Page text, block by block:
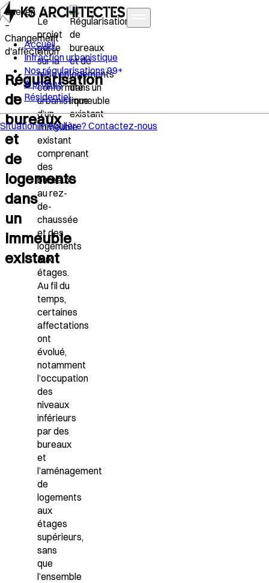
Accueil
Infraction urbanistique
Nos régularisations99+
À propos
Résidentiel
Situation irrégulière? Contactez-nous
Laeken
–
Changement
d'affectation
Régularisation
de
bureaux
et
de
logements
dans
un
immeuble
existant
Le
projet
porte
sur la
mise en
conformité
urbanistique
d’un
immeuble
existant
comprenant
des
bureaux
au rez-
de-
chaussée
et des
logements
aux
étages.
Au fil du
temps,
certaines
affectations
ont
évolué,
notamment
l’occupation
des
niveaux
inférieurs
par des
bureaux
et
l’aménagement
de
logements
aux
étages
supérieurs,
sans
que
l’ensemble